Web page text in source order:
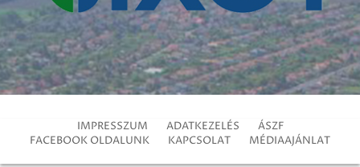
IMPRESSZUM ADATKEZELÉS
ÁSZF
FACEBOOK OLDALUNK
KAPCSOLAT MÉDIAAJÁNLAT